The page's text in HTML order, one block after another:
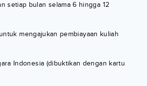
setiap bulan selama 6 hingga 12
mengajukan pembiayaan kuliah
Indonesia (dibuktikan dengan kartu